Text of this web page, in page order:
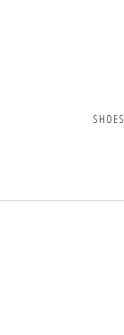
SHOES